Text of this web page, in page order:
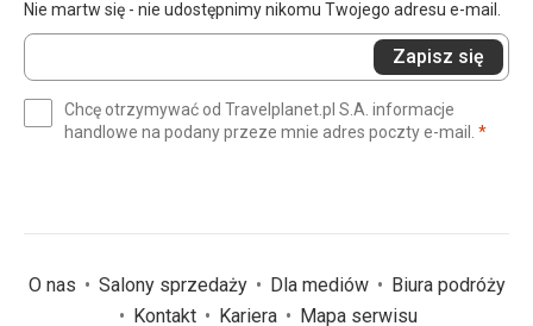
Nie martw się - nie udostępnimy nikomu Twojego adresu e-mail.
Wprowadź
swój
(wymagane)
Zapisz się
Chcę otrzymywać od Travelplanet.pl S.A. informacje
handlowe na podany przeze mnie adres poczty e-mail. *
O nas Salony sprzedaży Dla mediów
Biura podróży
Kontakt
Kariera Mapa serwisu